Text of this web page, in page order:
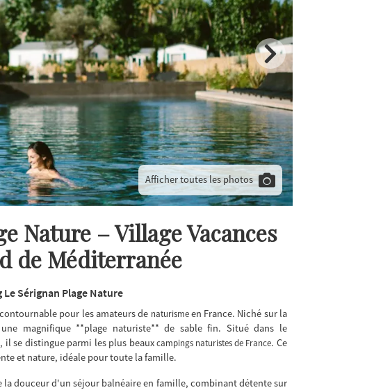
Afficher toutes les photos
Nature – Village Vacances
de Méditerranée
Sérignan Plage Nature
pour les amateurs de naturismeen France. Niché sur la
magnifique **plage naturiste** de sable fin. Situé dans le
il se distingue parmi les plus beauxcampings naturistes de France. Ce
et nature, idéale pour toute la famille.
la douceur d'un séjour balnéaire en famille, combinant détente sur